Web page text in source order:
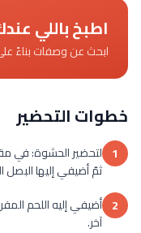
اطبخ باللي
ابحث عن وصفات بناءً
خطوات التحضير
1 لتحضير الحشوة: في
ثمّ أضيفي إليها البصل
2 أضيفي إليه اللحم
آخر.